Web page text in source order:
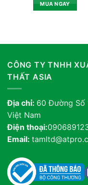
MUA NGAY
CÔNG TY TNHH
THẤT ASIA
Địa chỉ: 60 Đường Số
Việt Nam
Điện thoại:
Email: